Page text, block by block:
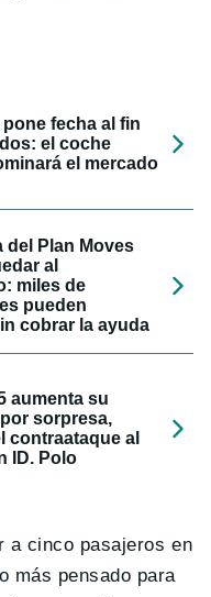
fecha al fin
el coche
el mercado
del Plan Moves
al
miles de
pueden
cobrar la ayuda
aumenta su
sorpresa,
contraataque al
ID. Polo
a cinco pasajeros en
más pensado para